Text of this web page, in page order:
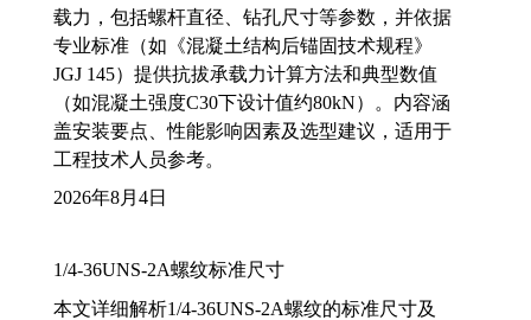
载力，包括螺杆直径、钻孔尺寸等参数，并依据
专业标准（如《混凝土结构后锚固技术规程》
JGJ 145）提供抗拔承载力计算方法和典型数值
（如混凝土强度C30下设计值约80kN）。内容涵
盖安装要点、性能影响因素及选型建议，适用于
工程技术人员参考。
2026年8月4日
1/4-36UNS-2A螺纹标准尺寸
本文详细解析1/4-36UNS-2A螺纹的标准尺寸及